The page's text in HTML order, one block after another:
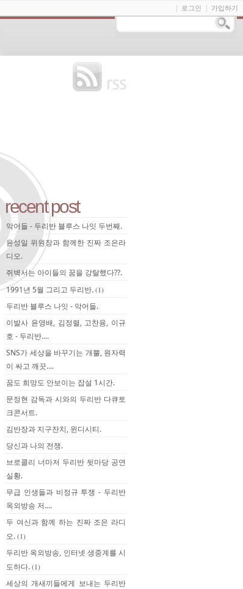
recent post
악어들 - 두리반 블루스 나잇 두번째.
윤성일 위원장과 함께한 진짜 조은라
디오.
쥐벽서는 아이들의 꿈을 강탈했다??.
1991년 5월 그리고 두리반.(1)
두리반 블루스 나잇 - 악어들.
이발사 윤영배, 김정렬, 고찬용, 이규
호 - 두리반....
SNS가 세상을 바꾸기는 개뿔, 원자력
이 싸고 깨끗....
꿈도 희망도 안보이는 잡설 1시간.
문정현 감독과 시와의 두리반 다큐토
크콘서트.
김반장과 지구잔치, 윈디시티.
당신과 나의 전쟁.
브로콜리 너마저 두리반 뒷마당 공연
실황.
무급 인생들과 비정규 투쟁 - 두리반
옥외방송 저....
두 여신과 함께 하는 진짜 조은 라디
오.(1)
두리반 옥외방송, 인터넷 생중계를 시
도하다.(1)
세상의 개새끼들에게 보내는 두리반
로그인 가입하기